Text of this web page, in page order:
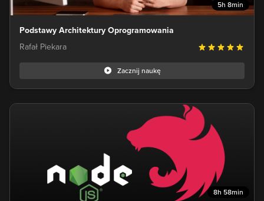
5h 8min
Podstawy Architektury Oprogramowania
Rafał Piekara
Zacznij naukę
8h 58min